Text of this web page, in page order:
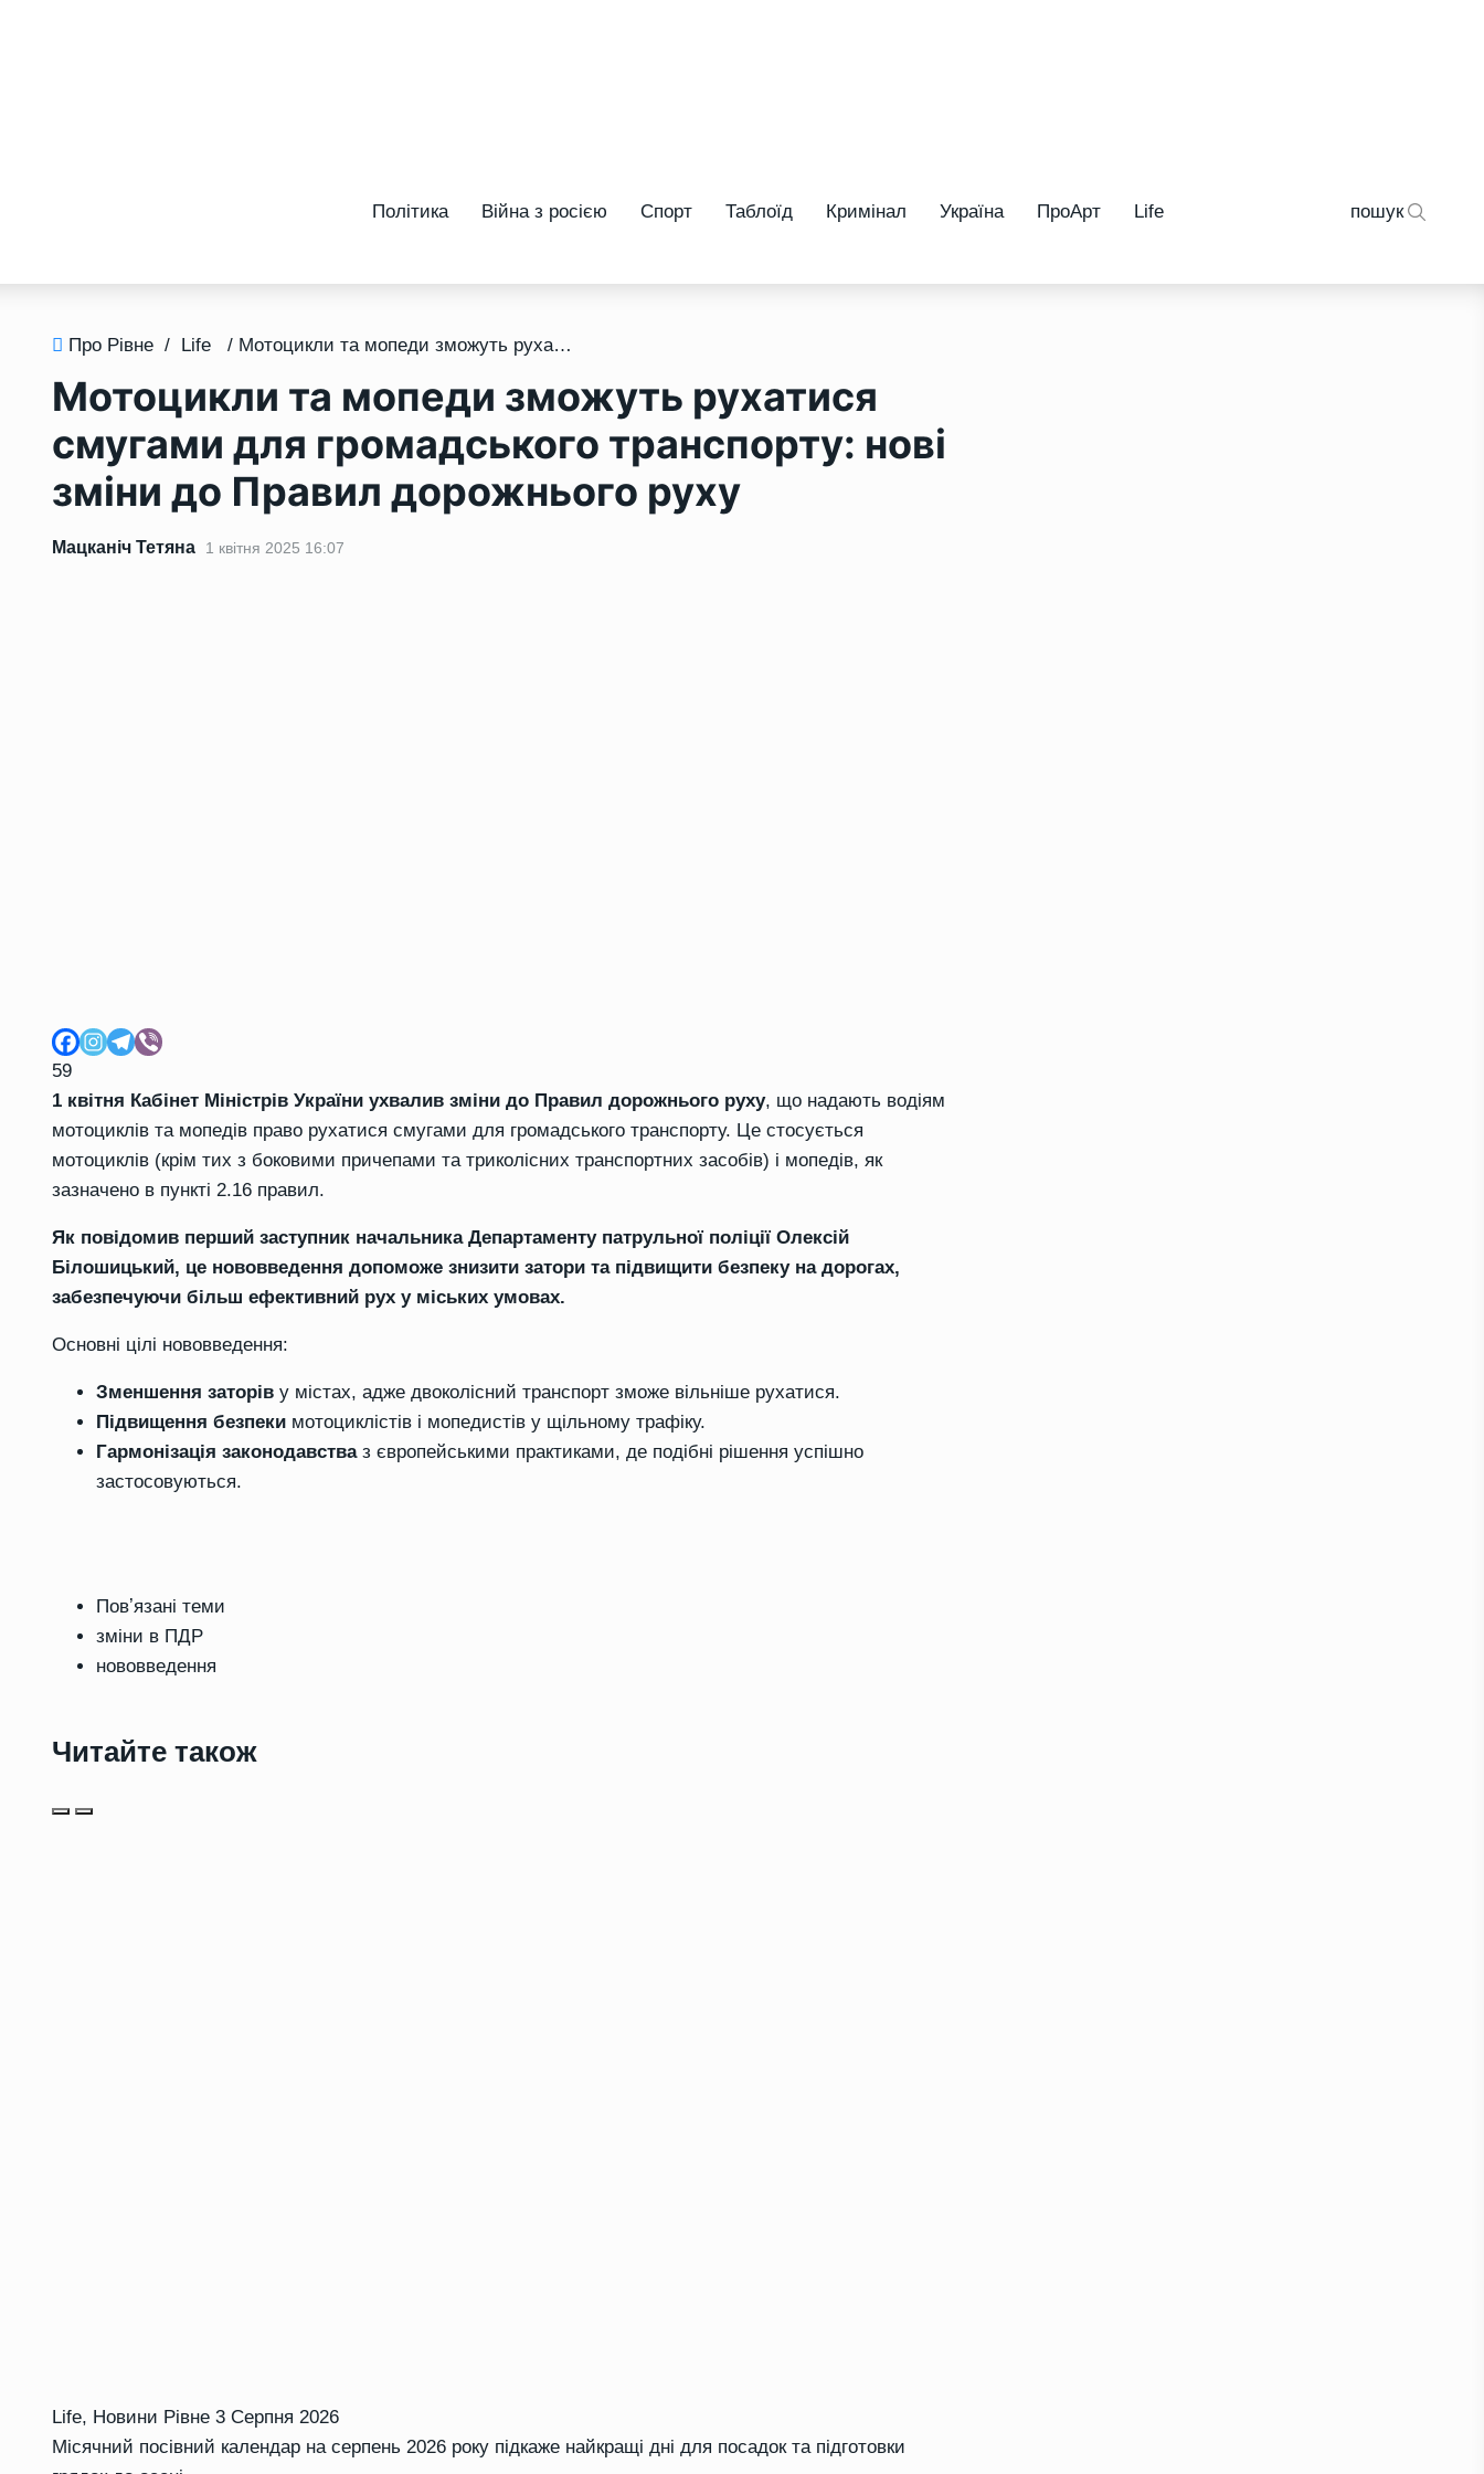
Політика Війна з росією Спорт Таблоїд Кримінал Україна ПроАрт Life пошук
Про Рівне / Life / Мотоцикли та мопеди зможуть рухатися смугами для громадського транспорту: нові зміни до Правил дорожнього руху
Мотоцикли та мопеди зможуть рухатися
смугами для громадського транспорту: нові
зміни до Правил дорожнього руху
Мацканіч Тетяна 1 квітня 2025 16:07
59
1 квітня Кабінет Міністрів України ухвалив зміни до Правил дорожнього руху, що надають водіям
мотоциклів та мопедів право рухатися смугами для громадського транспорту. Це стосується
мотоциклів (крім тих з боковими причепами та триколісних транспортних засобів) і мопедів, як
зазначено в пункті 2.16 правил.
Як повідомив перший заступник начальника Департаменту патрульної поліції Олексій
Білошицький, це нововведення допоможе знизити затори та підвищити безпеку на дорогах,
забезпечуючи більш ефективний рух у міських умовах.
Основні цілі нововведення:
Зменшення заторів у містах, адже двоколісний транспорт зможе вільніше рухатися.
Підвищення безпеки мотоциклістів і мопедистів у щільному трафіку.
Гармонізація законодавстваз європейськими практиками, де подібні рішення успішно
застосовуються.
Повʼязані теми
зміни в ПДР
нововведення
Читайте також
Life, Новини Рівне 3 Серпня 2026
Місячний посівний календар на серпень 2026 року підкаже найкращі дні для посадок та підготовки